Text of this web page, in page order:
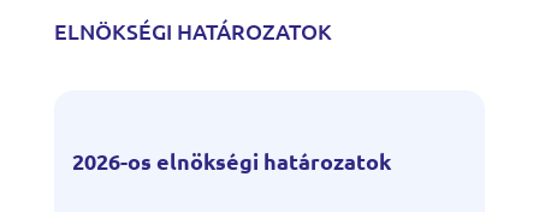
ELNÖKSÉGI HATÁROZATOK
2026-os elnökségi határozatok